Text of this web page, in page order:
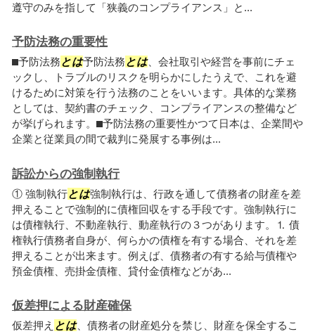
遵守のみを指して「狭義のコンプライアンス」と...
予防法務の重要性
⬛︎予防法務 とは予防法務 とは、会社取引や経営を事前にチェ
ックし、トラブルのリスクを明らかにしたうえで、これを避
けるために対策を行う法務のことをいいます。具体的な業務
としては、契約書のチェック、コンプライアンスの整備など
が挙げられます。⬛︎予防法務の重要性かつて日本は、企業間や
企業と従業員の間で裁判に発展する事例は...
訴訟からの強制執行
① 強制執行とは強制執行は、行政を通して債務者の財産を差
押えることで強制的に債権回収をする手段です。強制執行に
は債権執行、不動産執行、動産執行の３つがあります。⒈ 債
権執行債務者自身が、何らかの債権を有する場合、それを差
押えることが出来ます。例えば、債務者の有する給与債権や
預金債権、売掛金債権、貸付金債権などがあ...
仮差押による財産確保
仮差押え とは、債務者の財産処分を禁じ、財産を保全するこ